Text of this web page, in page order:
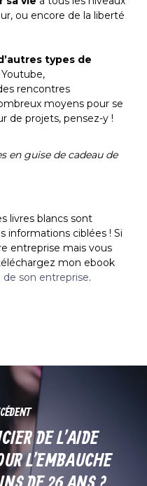
ou encore de la liberté
types de
rencontres
moyens pour se
de projets, pensez-y !
en guise de cadeau de
livres blancs sont
informations ciblées ! Si
entreprise mais vous
mon ebook
de son entreprise.
DE L’AIDE
L’EMBAUCHE